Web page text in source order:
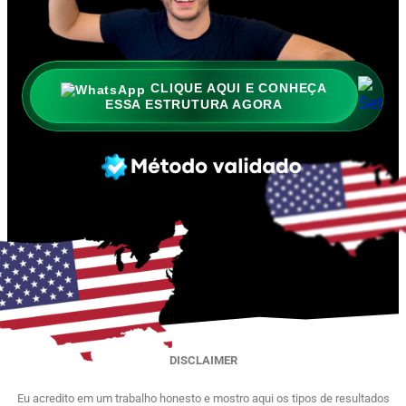
CLIQUE AQUI E CONHEÇA
ESSA ESTRUTURA AGORA
DISCLAIMER
Eu acredito em um trabalho honesto e mostro aqui os tipos de resultados